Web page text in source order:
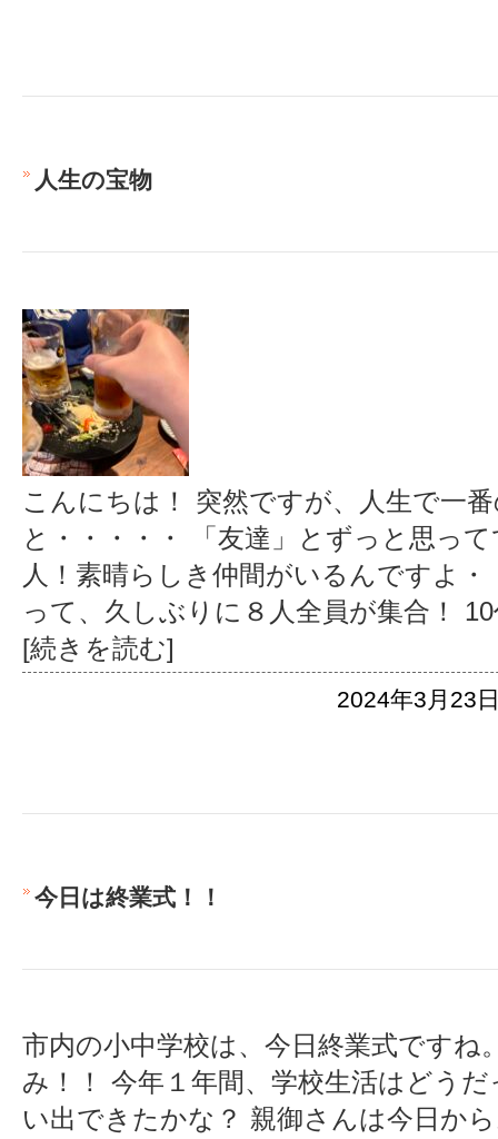
人生の宝物
こんにちは！ 突然ですが、人生で一
と・・・・・ 「友達」とずっと思っ
人！素晴らしき仲間がいるんですよ
って、久しぶりに８人全員が集合！
[続きを読む]
2024年3月23
今日は終業式！！
市内の小中学校は、今日終業式ですね
み！！ 今年１年間、学校生活はどう
い出できたかな？ 親御さんは今日か